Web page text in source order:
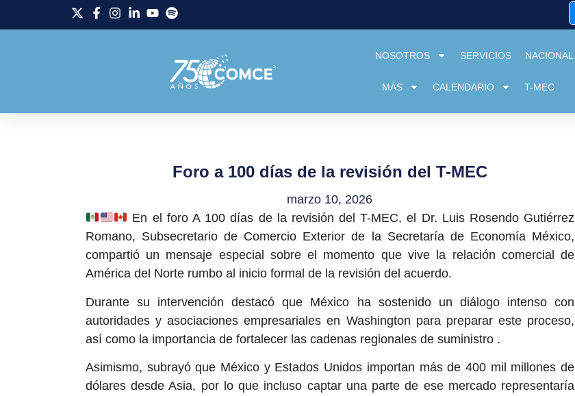
NOSOTROS SERVICIOS NACIONAL
MÁS CALENDARIO T-MEC
Foro a 100 días de la revisión del T-MEC
marzo 10, 2026
En el foro A 100 días de la revisión del T-MEC, el Dr. Luis Rosendo Gutiérrez
Romano, Subsecretario de Comercio Exterior de la Secretaría de Economía México,
compartió un mensaje especial sobre el momento que vive la relación comercial de
América del Norte rumbo al inicio formal de la revisión del acuerdo.
Durante su intervención destacó que México ha sostenido un diálogo intenso con
autoridades y asociaciones empresariales en Washington para preparar este proceso,
así como la importancia de fortalecer las cadenas regionales de suministro .
Asimismo, subrayó que México y Estados Unidos importan más de 400 mil millones de
dólares desde Asia, por lo que incluso captar una parte de ese mercado representaría